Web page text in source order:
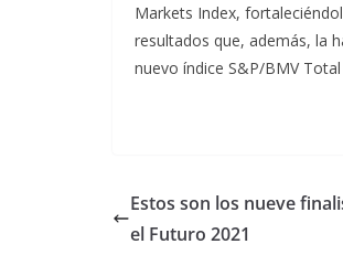
Markets Index,
resultados que, además, la
nuevo índice S&P/BMV Total
Estos son los nueve
el Futuro 2021